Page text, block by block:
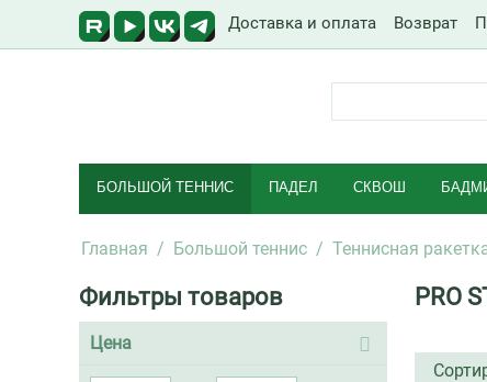
Доставка и оплата Возврат
БОЛЬШОЙ ТЕННИС ПАДЕЛ СКВОШ
Главная / Большой теннис / Теннисная
Фильтры товаров
Цена
PRO